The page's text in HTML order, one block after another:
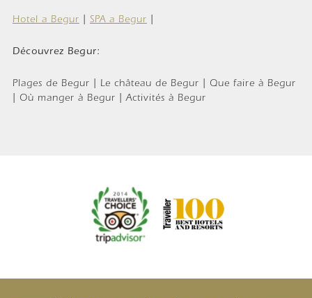
Hotel a Begur| SPA a Begur|
Découvrez Begur:
Plages de Begur | Le château de Begur | Que faire à Begur
| Où manger à Begur | Activités à Begur